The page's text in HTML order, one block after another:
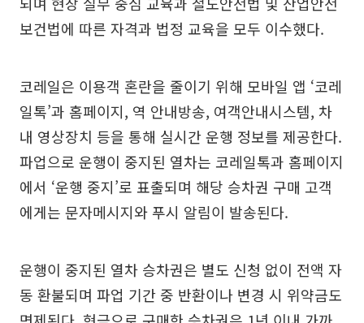
보건법에 따른 자격과 법정 교육을 모두 이수했다.
코레일은 이용객 혼란을 줄이기 위해 모바일 앱 ‘코레
일톡’과 홈페이지, 역 안내방송, 여객안내시스템, 차
내 영상장치 등을 통해 실시간 운행 정보를 제공한다.
파업으로 운행이 중지된 열차는 코레일톡과 홈페이지
에서 ‘운행 중지’로 표출되며 해당 승차권 구매 고객
에게는 문자메시지와 푸시 알림이 발송된다.
운행이 중지된 열차 승차권은 별도 신청 없이 전액 자
동 환불되며 파업 기간 중 반환이나 변경 시 위약금도